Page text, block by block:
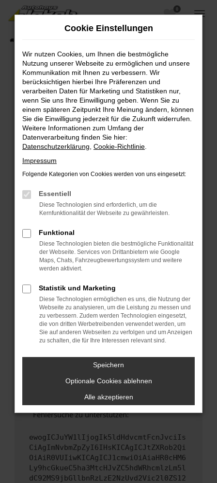
Zum
Hauptinhalt
0
Fehler: Network Error
Beim Laden ist ein Fehler aufgetreten.
Hier sind ein paar Tipps, die dir helfen können:
Überprüfe deine Firewall und deine
Internetverbindung.
Laden andere Webseiten, zum Beispiel deine
Suchmaschine?
Prüfe deine Browsererweiterungen.
Manche Erweiterungen, wie Werbeblocker,
können das Laden bestimmter Seiten
verhindern. Funktioniert die Seite in einem
Fenster?
Starte dein Gerät neu.
Das kann manchmal helfen, vorübergehende
Probleme zu beheben.
Betriebssystem auf dem neuesten Stand
sind.
Veraltete Software birgt nicht nur ein
Sicherheitsrisiko, sondern kann auch dazu
führen, dass bestimmte Funktionen nicht mehr
unterstützt werden.
Wende dich an den Webseitenbetreiber.
Wenn du alle oben genannten Schritte versucht
hast, kontaktiere uns bitte. Wir werden
versuchen, das Problem zu beheben. Du kannst
uns diesen Text schicken, um uns bei der
Fehlersuche zu unterstützen:
ewogICJuYW1lIjogIk5ldHdvcmtFcnJvciIs
CiAgImNvbmZpZyI6IHsKICAgICJtZXRob2Qi
OiAiR0VUIiwKICAgICJ1cmwiOiAiaHR0cHM6
Ly9hcGkueC5ha3MtcHJvZC5hdWRhcmlzLm5l
dC92MS9jbGllbnRzLzE2NzUvd2Vic2l0ZS12
Cookie Einstellungen
Wir nutzen Cookies, um Ihnen die bestmögliche
Nutzung unserer Webseite zu ermöglichen und unsere
Kommunikation mit Ihnen zu verbessern. Wir
berücksichtigen hierbei Ihre Präferenzen und
verarbeiten Daten für Marketing und Statistiken nur,
wenn Sie uns Ihre Einwilligung geben. Wenn Sie zu
einem späteren Zeitpunkt Ihre Meinung ändern, können
Sie die Einwilligung jederzeit für die Zukunft widerrufen.
Weitere Informationen zum Umfang der
Datenverarbeitung finden Sie hier:
Datenschutzerklärung Cookie-Richtlinie
Impressum
Folgende Kategorien von Cookies werden von uns eingesetzt:
Essentiell
Diese Technologien sind erforderlich, um die
Kernfunktionalität der Webseite zu gewährleisten.
Funktional
Diese Technologien bieten die bestmögliche Funktionalität
der Webseite. Services von Drittanbietern wie Google
Maps, Chats, Fahrzeugbewertungssystem und weitere
werden aktiviert.
Statistik und Marketing
Diese Technologien ermöglichen es uns, die Nutzung der
Webseite zu analysieren, um die Leistung zu messen und
zu verbessern. Zudem werden Technologien eingesetzt,
die von dritten Werbetreibenden verwendet werden, um
Sie auf anderen Webseiten zu verfolgen und um Anzeigen
zu schalten, die für Ihre Interessen relevant sind.
Speichern
Optionale Cookies ablehnen
Alle akzeptieren